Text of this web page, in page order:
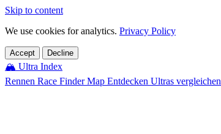
Skip to content
We use cookies for analytics. Privacy Policy
Accept Decline
🏔️ Ultra Index
Rennen Race FinderMap Entdecken Ultras vergleichen